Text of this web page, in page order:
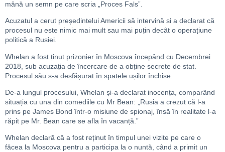
mână un semn pe care scria „Proces Fals”.
Acuzatul a cerut președintelui Americii să intervină și a declarat că
procesul nu este nimic mai mult sau mai puțin decât o operațiune
politică a Rusiei.
Whelan a fost ținut prizonier în Moscova începând cu Decembrei
2018, sub acuzația de încercare de a obține secrete de stat.
Procesul său s-a desfășurat în spatele ușilor închise.
De-a lungul procesului, Whelan și-a declarat inocența, comparând
situația cu una din comediile cu Mr Bean: „Rusia a crezut că l-a
prins pe James Bond într-o misiune de spionaj, însă în realitate l-a
răpit pe Mr. Bean care se afla în vacanță.”
Whelan declară că a fost reținut în timpul unei vizite pe care o
făcea la Moscova pentru a participa la o nuntă, când a primit un